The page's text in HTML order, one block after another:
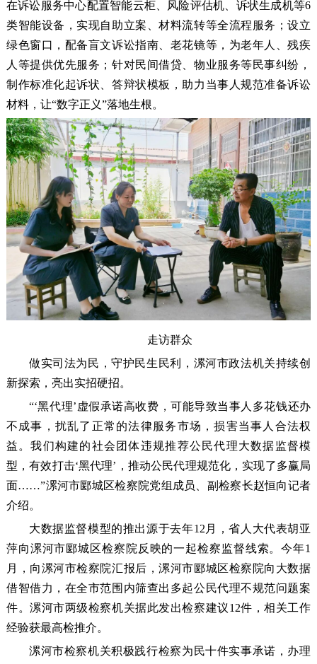
在诉讼服务中心配置智能云柜、风险评估机、诉状生成机等6
类智能设备，实现自助立案、材料流转等全流程服务；设立
绿色窗口，配备盲文诉讼指南、老花镜等，为老年人、残疾
人等提供优先服务；针对民间借贷、物业服务等民事纠纷，
制作标准化起诉状、答辩状模板，助力当事人规范准备诉讼
材料，让“数字正义”落地生根。
走访群众
做实司法为民，守护民生民利，漯河市政法机关持续创
新探索，亮出实招硬招。
“‘黑代理’虚假承诺高收费，可能导致当事人多花钱还办
不成事，扰乱了正常的法律服务市场，损害当事人合法权
益。我们构建的社会团体违规推荐公民代理大数据监督模
型，有效打击‘黑代理’，推动公民代理规范化，实现了多赢局
面……”漯河市郾城区检察院党组成员、副检察长赵恒向记者
介绍。
大数据监督模型的推出源于去年12月，省人大代表胡亚
萍向漯河市郾城区检察院反映的一起检察监督线索。今年1
月，向漯河市检察院汇报后，漯河市郾城区检察院向大数据
借智借力，在全市范围内筛查出多起公民代理不规范问题案
件。漯河市两级检察机关据此发出检察建议12件，相关工作
经验获最高检推介。
漯河市检察机关积极践行检察为民十件实事承诺，办理